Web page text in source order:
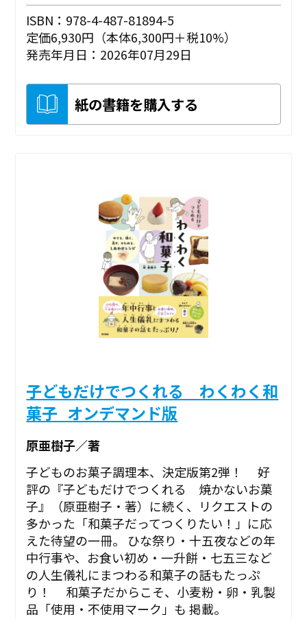
ISBN：978-4-487-81894-5
定価6,930円（本体6,300円＋税10%）
発売年月日：2026年07月29日
紙の書籍を購入する
子どもだけでつくれる わくわく和
菓子_オンデマンド版
原亜樹子／著
子どものお菓子調理本、決定版第2弾！ 好
評の『子どもだけでつくれる 焼かないお菓
子』（原亜樹子・著）に続く、リクエストの
多かった「和菓子だってつくりたい！」に応
えた待望の一冊。 ひな祭り・十五夜などの年
中行事や、お食い初め・一升餅・七五三など
の人生儀礼にまつわる和菓子の話もたっぷ
り！ 和菓子だからこそ、小麦粉・卵・乳製
品「使用・不使用マーク」も 掲載。